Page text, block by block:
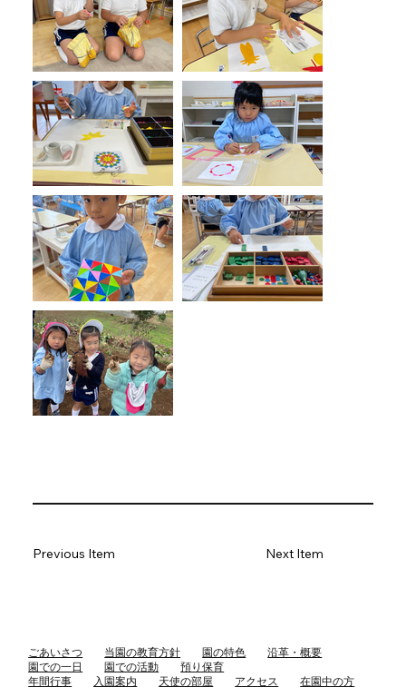
Next Item
Previous Item
ごあいさつ 当園の教育方針 園の特色
沿革・概要
園での一日
園での活動
預り保育
年間行事
入園案内 天使の部屋 アクセス 在園中の方